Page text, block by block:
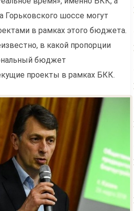
Горьковского шоссе могут
в рамках этого бюджета.
в какой пропорции
бюджет
проекты в рамках БКК.